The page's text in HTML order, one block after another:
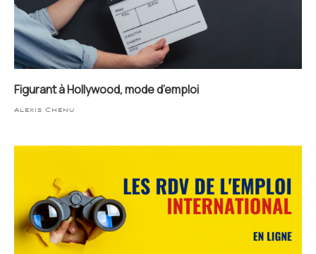
Figurant à Hollywood, mode d’emploi
Alexis Chenu